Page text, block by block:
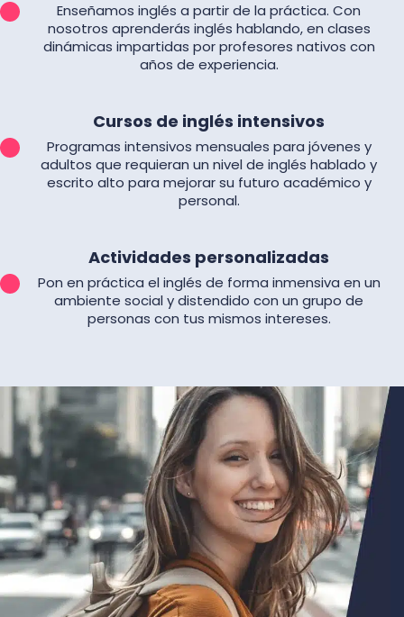
Enseñamos inglés a partir de la práctica. Con
nosotros aprenderás inglés hablando, en clases
dinámicas impartidas por profesores nativos con
años de experiencia.
Cursos de inglés intensivos
Programas intensivos mensuales para jóvenes y
adultos que requieran un nivel de inglés hablado y
escrito alto para mejorar su futuro académico y
personal.
Actividades personalizadas
Pon en práctica el inglés de forma inmensiva en un
ambiente social y distendido con un grupo de
personas con tus mismos intereses.